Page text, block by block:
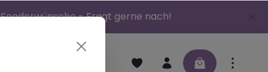
- Fragt gerne nach!